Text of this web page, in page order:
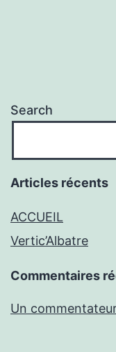
Search
Articles récents
ACCUEIL
Vertic’Albatre
Commentaires
Un